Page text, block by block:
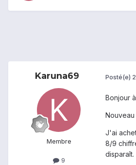
Karuna69
Membre
9
Posté(e)
Bonjour
J'ai
8/9
disparaît.